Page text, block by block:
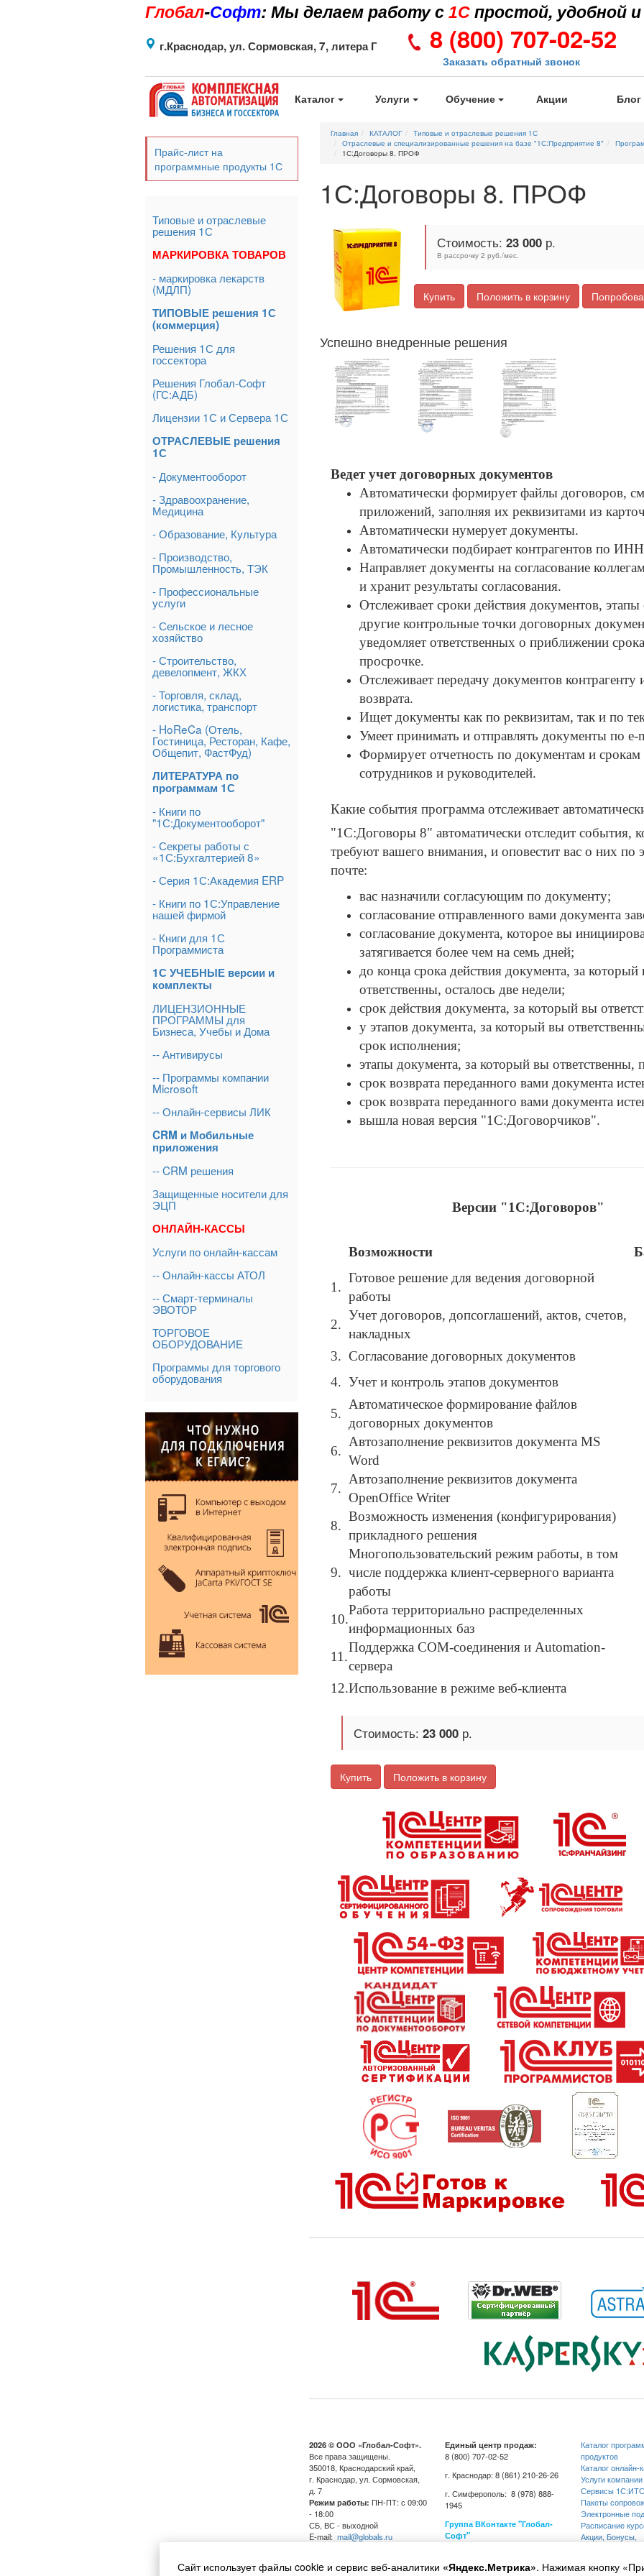
Глобал Софт 1С
Глобал-Софт: Мы делаем работу с 1С простой, удобной
г.Краснодар, ул. Сормовская, 7, литера Г 8 (800) 707-02-52
Заказать обратный звонок
Каталог Услуги Обучение Акции Блог
Прайс-лист на
программные продукты 1С
Типовые и отраслевые
решения 1С
МАРКИРОВКА ТОВАРОВ
- маркировка лекарств
(МДЛП)
ТИПОВЫЕ решения 1С
(коммерция)
Решения 1С для
госсектора
Решения Глобал-Софт
(ГС:АДБ)
Лицензии 1С и Сервера 1С
ОТРАСЛЕВЫЕ решения
1С
- Документооборот
- Здравоохранение,
Медицина
- Образование, Культура
- Производство,
Промышленность, ТЭК
- Профессиональные
услуги
- Сельское и лесное
хозяйство
- Строительство,
девелопмент, ЖКХ
- Торговля, склад,
логистика, транспорт
- HoReCa (Отель,
Гостиница, Ресторан, Кафе,
Общепит, ФастФуд)
ЛИТЕРАТУРА по
программам 1С
- Книги по
"1С:Документооборот"
- Секреты работы с
«1С:Бухгалтерией 8»
- Серия 1С:Академия ERP
- Книги по 1С:Управление
нашей фирмой
- Книги для 1С
Программиста
1С УЧЕБНЫЕ версии и
комплекты
ЛИЦЕНЗИОННЫЕ
ПРОГРАММЫ для
Бизнеса, Учебы и Дома
-- Антивирусы
-- Программы компании
Microsoft
-- Онлайн-сервисы ЛИК
CRM и Мобильные
приложения
-- CRM решения
Защищенные носители для
ЭЦП
ОНЛАЙН-КАССЫ
Услуги по онлайн-кассам
-- Онлайн-кассы АТОЛ
-- Смарт-терминалы
ЭВОТОР
ТОРГОВОЕ
ОБОРУДОВАНИЕ
Программы для торгового
оборудования
Главная КАТАЛОГ
Типовые и отраслевые решения 1С
Отраслевые и специализированные решения на базе "1С:Предприятие 8"
1С:Договоры 8. ПРОФ
1С:Договоры 8. ПРОФ
Стоимость: 23 000р.
В рассрочку 2 руб./мес.
Купить Положить в корзину
Успешно внедренные решения
Ведет учет договорных документов
Автоматически формирует файлы договоров,
приложений, заполняя их реквизитами из
Автоматически нумерует документы.
Автоматически подбирает контрагентов по
Направляет документы на согласование
и хранит результаты согласования.
Отслеживает сроки действия документов, этапы
другие контрольные точки договорных
уведомляет ответственных о приближении
просрочке.
Отслеживает передачу документов контрагенту
возврата.
Ищет документы как по реквизитам, так и по
Умеет принимать и отправлять документы по e-
Формирует отчетность по документам и срокам
сотрудников и руководителей.
Какие события программа отслеживает
"1С:Договоры 8" автоматически отследит события,
требуют вашего внимания, и оповестит вас о них по
почте:
вас назначили согласующим по документу;
согласование отправленного вами документа
согласование документа, которое вы
затягивается более чем на семь дней;
до конца срока действия документа, за который
ответственны, осталось две недели;
срок действия документа, за который вы
у этапов документа, за который вы
срок исполнения;
этапы документа, за который вы ответственны,
срок возврата переданного вами документа
срок возврата переданного вами документа
вышла новая версия "1С:Договорчиков".
Версии "1С:Договоров"
Возможности
1.
Готовое решение для ведения договорной
работы
2.
Учет договоров, допсоглашений, актов, счетов,
накладных
3. Согласование договорных документов
4. Учет и контроль этапов документов
5.
Автоматическое формирование файлов
договорных документов
6.
Автозаполнение реквизитов документа MS
Word
7.
Автозаполнение реквизитов документа
OpenOffice Writer
8.
Возможность изменения (конфигурирования)
прикладного решения
9.
Многопользовательский режим работы, в том
числе поддержка клиент-серверного варианта
работы
10.
Работа территориально распределенных
информационных баз
11.
Поддержка COM-соединения и Automation-
сервера
12.Использование в режиме веб-клиента
Стоимость: 23 000р.
Купить Положить в корзину
2026 © ООО «Глобал-Софт».
Все права защищены.
350018, Краснодарский край,
г. Краснодар, ул. Сормовская,
д. 7
Режим работы: ПН-ПТ: с 09:00
- 18:00
СБ, ВС - выходной
E-mail: mail@globals.ru
Единый центр продаж:
8 (800) 707-02-52
г. Краснодар: 8 (861) 210-26-26
г. Симферополь: 8 (978) 888-
1945
Группа ВКонтакте "Глобал-
Софт"
Каталог
продуктов
Каталог онлайн-
Услуги компании
Сервисы 1С:ИТС
Пакеты
Электронные
Расписание
Акции, Бонусы,
Адреса и схема
Сайт использует файлы cookie и сервис веб-аналитики «Яндекс.Метрика». Нажимая кнопку